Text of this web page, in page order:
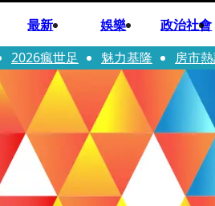
最新 娛樂 政治社會
2026瘋世足
魅力基隆 房市